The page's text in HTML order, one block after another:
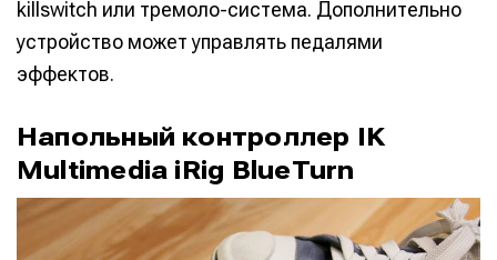
killswitch или тремоло-система. Дополнительно
устройство может управлять педалями
эффектов.
Напольный контроллер IK
Multimedia iRig BlueTurn